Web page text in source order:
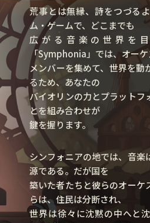
荒事とは無縁、詩をつづる
ム・ゲームで、どこまでも
広がる音楽の世界を
「Symphonia」では、オー
メンバーを集めて、世界を動
るため、あなたの
バイオリンの力とプラットフ
とを組み合わせが
鍵を握ります。
シンフォニアの地では、音楽
源である。だが国を
築いた者たちと彼らのオーケ
らは、住民は分断され、
世界は徐々に沈黙の中へと